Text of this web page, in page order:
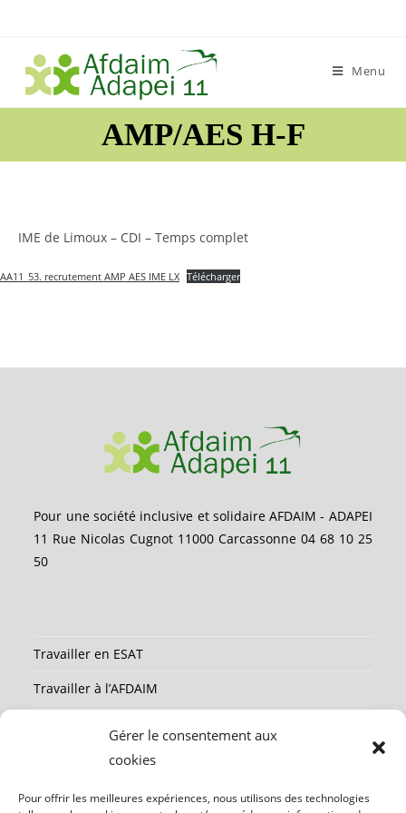
Gérer le consentement aux
cookies
Pour offrir les meilleures expériences, nous utilisons des technologies
content
Menu
AMP/AES H-F
IME de Limoux – CDI – Temps complet
AA11_53. recrutement AMP AES IME LX Télécharger
Pour une société inclusive et solidaire AFDAIM - ADAPEI
11 Rue Nicolas Cugnot 11000 Carcassonne 04 68 10 25
50
Travailler en ESAT
Travailler à l’AFDAIM
Mentions légales